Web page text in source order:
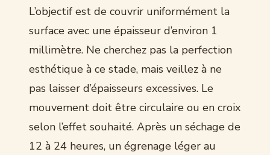
L’objectif est de couvrir uniformément la
surface avec une épaisseur d’environ 1
millimètre. Ne cherchez pas la perfection
esthétique à ce stade, mais veillez à ne
pas laisser d’épaisseurs excessives. Le
mouvement doit être circulaire ou en croix
selon l’effet souhaité. Après un séchage de
12 à 24 heures, un égrenage léger au